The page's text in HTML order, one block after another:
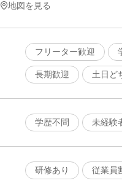
地図を見る
フリーター歓迎
長期歓迎 土日ど
学歴不問
未経験
研修あり
従業員